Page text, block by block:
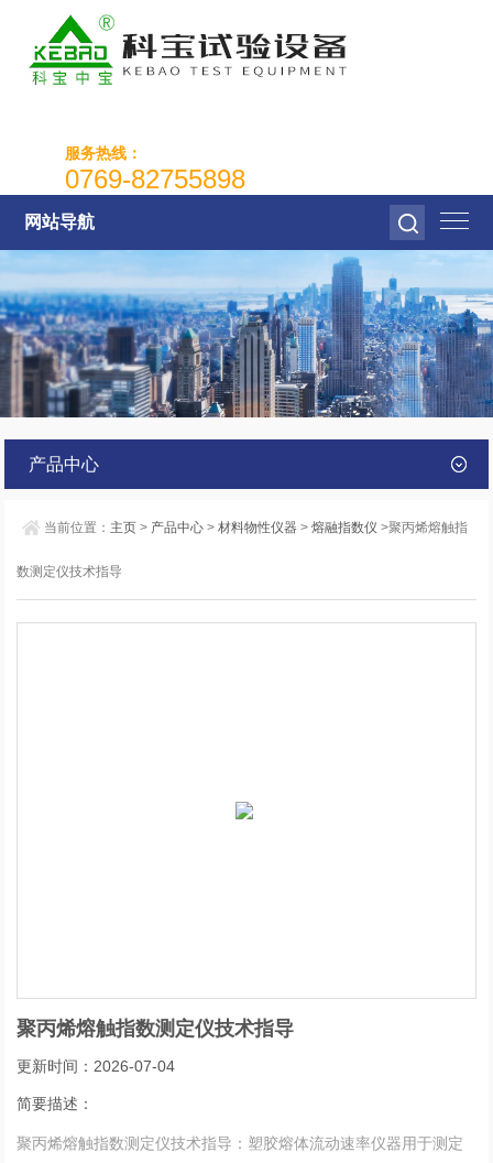
服务热线：
0769-82755898
网站导航
产品中心
当前位置： 主页 > 产品中心 >材料物性仪器 >熔融指数仪 >聚丙烯熔触指
数测定仪技术指导
聚丙烯熔触指数测定仪技术指导
更新时间：2026-07-04
简要描述：
聚丙烯熔触指数测定仪技术指导：塑胶熔体流动速率仪器用于测定